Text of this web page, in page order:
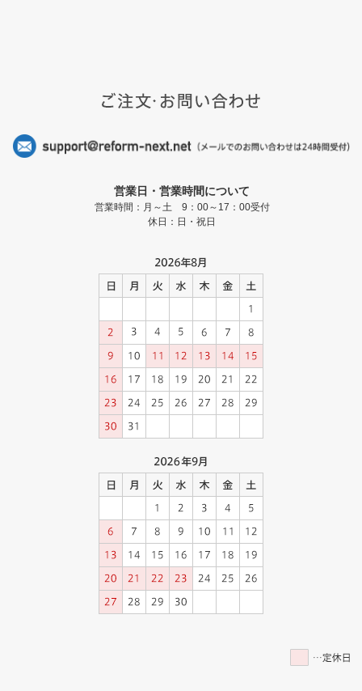
営業日・営業時間について
営業時間：月～土 9：00～17：00受付
休日：日・祝日